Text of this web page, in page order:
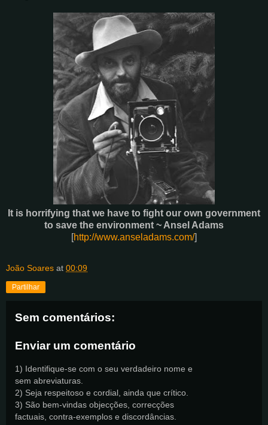
It is horrifying that we have to fight our own government
to save the environment ~ Ansel Adams
[http://www.anseladams.com/]
João Soares at 00:09
Partilhar
Sem comentários:
Enviar um comentário
1) Identifique-se com o seu verdadeiro nome e
sem abreviaturas.
2) Seja respeitoso e cordial, ainda que crítico.
3) São bem-vindas objecções, correcções
factuais, contra-exemplos e discordâncias.